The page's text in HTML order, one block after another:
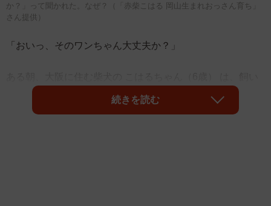
か？」って聞かれた。なぜ？（「赤柴こはる 岡山生まれおっさん育ち」
さん提供）
「おいっ、そのワンちゃん大丈夫か？」
主さんに抱っこされて自宅近くを歩いていました。する
と、後ろから見知らぬおじいちゃんに思わず声をかけられ
続きを読む